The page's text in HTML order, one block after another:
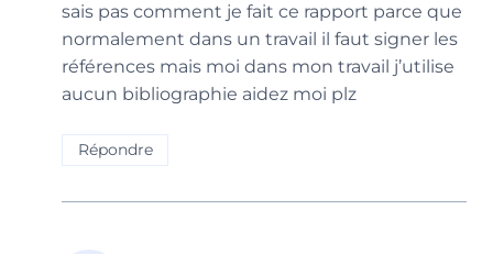
sais pas comment je fait ce rapport parce que
normalement dans un travail il faut signer les
références mais moi dans mon travail j’utilise
aucun bibliographie aidez moi plz
Répondre